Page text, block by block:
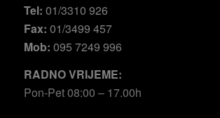
Tel: 01/3310 926
Fax: 01/3499 457
Mob: 095 7249 996
RADNO VRIJEME:
Pon-Pet 08:00 – 17.00h